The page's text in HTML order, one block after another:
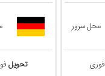
محل سرور
فوری تحویل